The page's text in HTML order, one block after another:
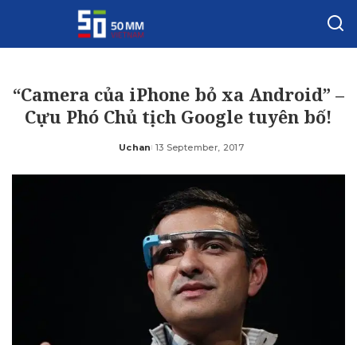
“Camera của iPhone bỏ xa Android” –
Cựu Phó Chủ tịch Google tuyên bố!
Posted
Uchan 13 September, 2017